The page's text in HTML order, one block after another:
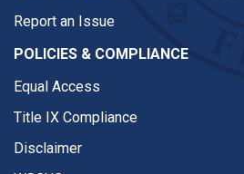
Report an Issue
POLICIES & COMPLIANCE
Equal Access
Title IX Compliance
Disclaimer